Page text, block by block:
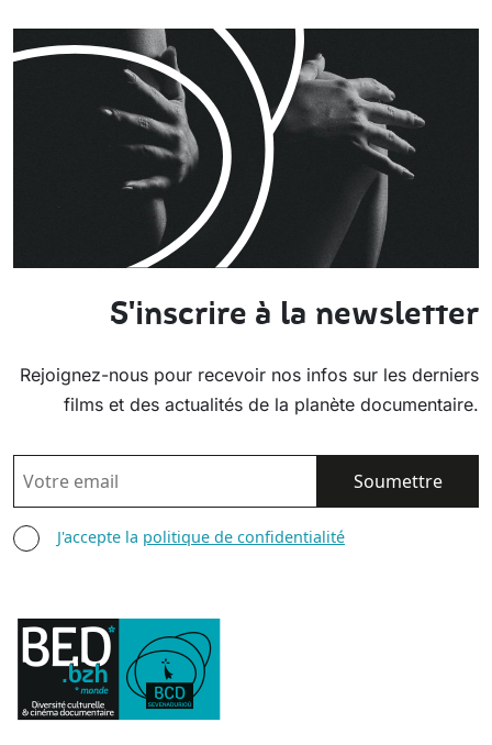
S'inscrire à la newsletter
Rejoignez-nous pour recevoir nos infos sur les derniers
films et des actualités de la planète documentaire.
EMAIL
AGREE TERMS
J'accepte la politique de confidentialité